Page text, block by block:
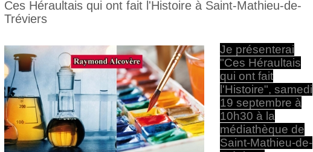
Ces Héraultais qui ont fait l'Histoire à Saint-Mathieu-de-
Tréviers
Je présenterai
"Ces Héraultais
qui ont fait
l'Histoire", samedi
19 septembre à
10h30 à la
médiathèque de
Saint-Mathieu-de-